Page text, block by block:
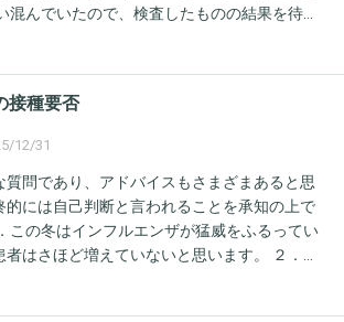
混んでいたので、検査したものの結果を待つ
フルエンザだったからと、みなし陽性と診
唾液を出すと血が混ざってる感じがありま
て確認できてないのですが、尿には混ざって
見られた場合は医療機関を受診するようにと
末年始のためどうしたらいいものか悩んでお
かります。 念のため、現在の症状
在の症状は37.2度 咳と鼻水と、軽度の出血の
接種要否
12/31
質問であり、アドバイスもさまざまあると思
的には自己判断と言われることを承知の上で
この冬はインフルエンザが猛威をふるってい
者はさほど増えていないと思います。 ２．当
後半です。これまで当方5回、父母は回数不